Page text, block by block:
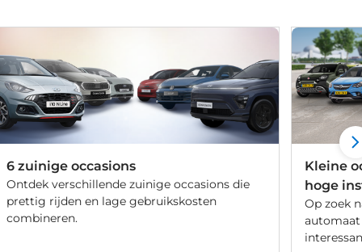
6 zuinige occasions
Ontdek verschillende zuinige occasions die
prettig rijden en lage gebruikskosten
combineren.
Kleine
hoge
Op zoek